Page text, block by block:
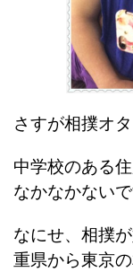
さすが相撲オ
中学校のある
なかなかないで
なにせ、相撲
重県から東京